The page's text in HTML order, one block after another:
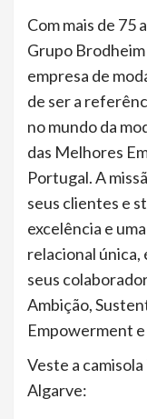
Com mais de 75
Grupo
empresa de
de ser a
no mundo da
das Melhores
Portugal. A
seus clientes e
excelência e
relacional única,
seus
Ambição,
Empowerment
Veste a
Algarve: